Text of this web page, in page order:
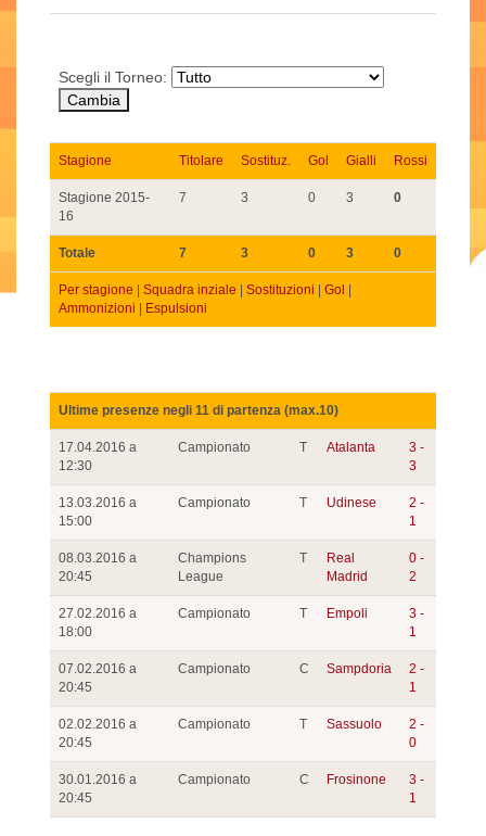
Scegli il Torneo:
Stagione Titolare Sostituz. Gol Gialli Rossi
Stagione 2015-
16
7 3 0 3 0
Totale 7 3 0 3 0
Per stagione Squadra inziale Sostituzioni Gol
Ammonizioni
Espulsioni
Ultime presenze negli 11 di partenza (max.10)
17.04.2016 a
12:30
Campionato T Atalanta
3 -
3
13.03.2016 a
15:00
Campionato T Udinese
2 -
1
08.03.2016 a
20:45
Champions
League
T
Real
Madrid
0 -
2
27.02.2016 a
18:00
Campionato T Empoli
3 -
1
07.02.2016 a
20:45
Campionato C Sampdoria
2 -
1
02.02.2016 a
20:45
Campionato T Sassuolo
2 -
0
30.01.2016 a
20:45
Campionato C Frosinone
3 -
1